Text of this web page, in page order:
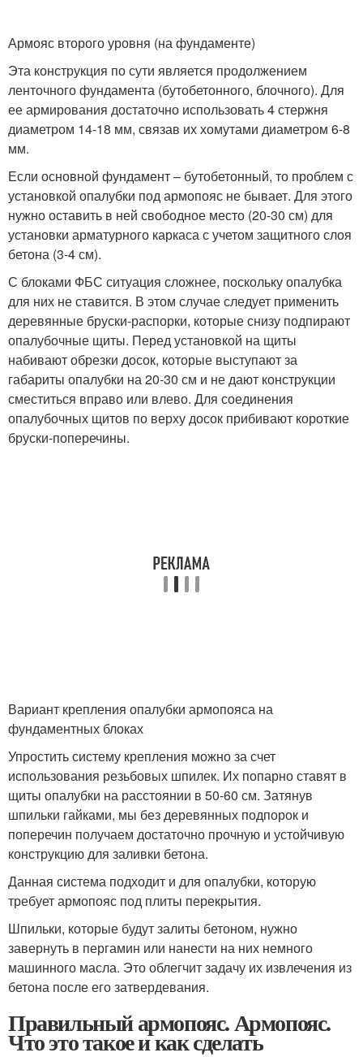
Армояс второго уровня (на фундаменте)
Эта конструкция по сути является продолжением
ленточного фундамента (бутобетонного, блочного). Для
ее армирования достаточно использовать 4 стержня
диаметром 14-18 мм, связав их хомутами диаметром 6-8
мм.
Если основной фундамент – бутобетонный, то проблем с
установкой опалубки под армопояс не бывает. Для этого
нужно оставить в ней свободное место (20-30 см) для
установки арматурного каркаса с учетом защитного слоя
бетона (3-4 см).
С блоками ФБС ситуация сложнее, поскольку опалубка
для них не ставится. В этом случае следует применить
деревянные бруски-распорки, которые снизу подпирают
опалубочные щиты. Перед установкой на щиты
набивают обрезки досок, которые выступают за
габариты опалубки на 20-30 см и не дают конструкции
сместиться вправо или влево. Для соединения
опалубочных щитов по верху досок прибивают короткие
бруски-поперечины.
Вариант крепления опалубки армопояса на
фундаментных блоках
Упростить систему крепления можно за счет
использования резьбовых шпилек. Их попарно ставят в
щиты опалубки на расстоянии в 50-60 см. Затянув
шпильки гайками, мы без деревянных подпорок и
поперечин получаем достаточно прочную и устойчивую
конструкцию для заливки бетона.
Данная система подходит и для опалубки, которую
требует армопояс под плиты перекрытия.
Шпильки, которые будут залиты бетоном, нужно
завернуть в пергамин или нанести на них немного
машинного масла. Это облегчит задачу их извлечения из
бетона после его затвердевания.
Правильный армопояс. Армопояс.
Что это такое и как сделать